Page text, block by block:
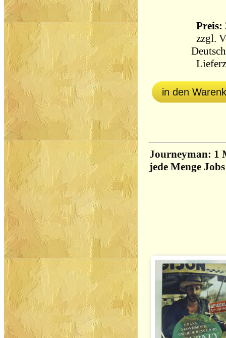
Preis:
zzgl.
in den
Journeyman: 1
jede Menge Jobs